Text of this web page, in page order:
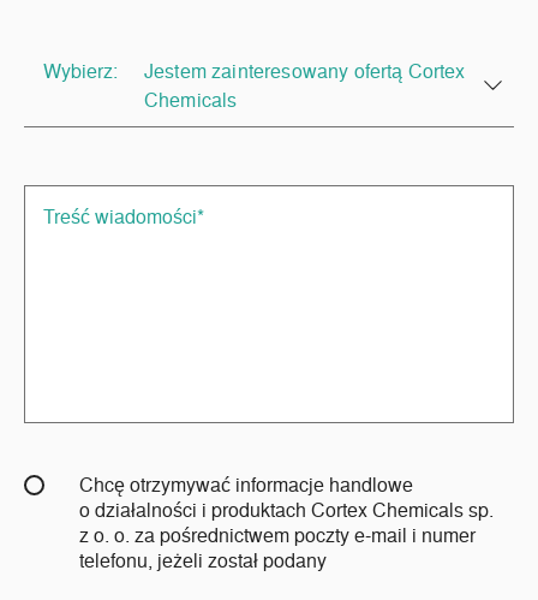
Wybierz:
Jestem zainteresowany ofertą Cortex
Chemicals
Chcę otrzymywać informacje handlowe
o działalności i produktach Cortex Chemicals sp.
z o. o. za pośrednictwem poczty e-mail i numer
telefonu, jeżeli został podany